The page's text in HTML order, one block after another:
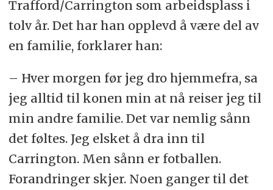
Trafford/Carrington som arbeidsplass i
tolv år. Det har han opplevd å være del av
en familie, forklarer han:
– Hver morgen før jeg dro hjemmefra, sa
jeg alltid til konen min at nå reiser jeg til
min andre familie. Det var nemlig sånn
det føltes. Jeg elsket å dra inn til
Carrington. Men sånn er fotballen.
Forandringer skjer. Noen ganger til det